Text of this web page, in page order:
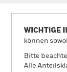
WICHTIGE
können
Bitte
Alle